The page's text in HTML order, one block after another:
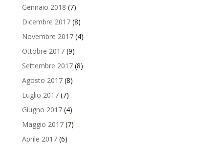
Gennaio 2018 (7)
Dicembre 2017(8)
Novembre 2017(4)
Ottobre 2017(9)
Settembre 2017(8)
Agosto 2017(8)
Luglio 2017(7)
Giugno 2017(4)
Maggio 2017(7)
Aprile 2017(6)